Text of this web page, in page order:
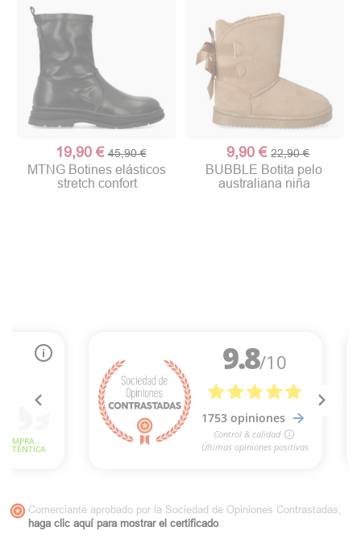
19,90 € 45,90 €
MTNG Botines elásticos
stretch confort
9,90 € 22,90 €
BUBBLE Botita pelo
australiana niña
Comerciante aprobado por la Sociedad de Opiniones Contrastadas,
haga clic aquí para mostrar el certificado.